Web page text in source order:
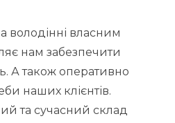
володінні власним
нам забезпечити
А також оперативно
наших клієнтів.
та сучасний склад